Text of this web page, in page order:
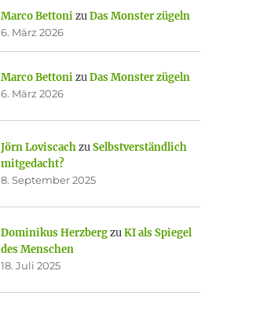
Marco BettonizuDas Monster zügeln
6. März 2026
Marco BettonizuDas Monster zügeln
6. März 2026
Jörn LoviscachzuSelbstverständlich
mitgedacht?
8. September 2025
Dominikus HerzbergzuKI als Spiegel
des Menschen
18. Juli 2025